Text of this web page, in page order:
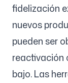
fidelización
nuevos
pueden ser
reactivación
bajo. Las